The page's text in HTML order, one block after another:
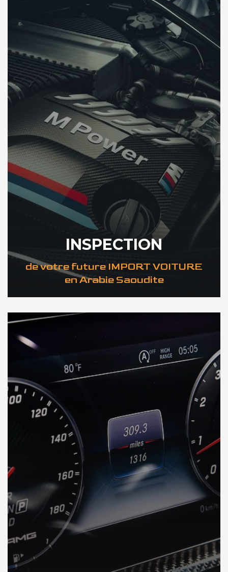
INSPECTION
de votre future IMPORT VOITURE
en Arabie Saoudite
DÉCOUVREZ VOTRE INSPECTION AUTO en Arabie Saoudite